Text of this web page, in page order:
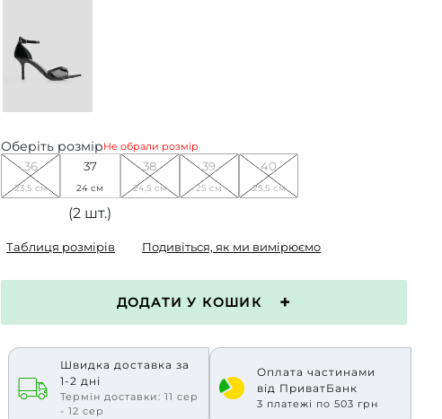
Оберіть розмірНе обрали розмір
36
23,5 см
37
24 см
(2 шт.)
38
24,5 см
39
25 см
40
25,5 см
Таблиця розмірів Подивіться, як ми вимірюємо
ДОДАТИ У КОШИК
Швидка доставка за
1-2 дні
Термін доставки: 11 сер
- 12 сер
Оплата частинами
від ПриватБанк
3 платежі по 503 грн